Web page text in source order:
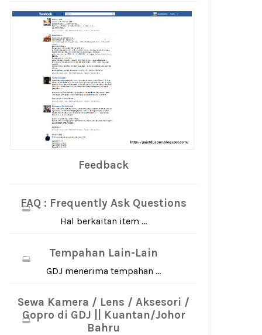
Feedback
FAQ : Frequently Ask Questions
Hal berkaitan item ...
Tempahan Lain-Lain
GDJ menerima tempahan ...
Sewa Kamera / Lens / Aksesori /
Gopro di GDJ || Kuantan/Johor
Bahru